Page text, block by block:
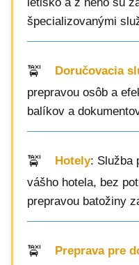
špecializovanými
Doručovacia
prepravou osôb a
balíkov a
Hotely: Služba
vášho hotela, bez
prepravou batožiny
Preprava pre